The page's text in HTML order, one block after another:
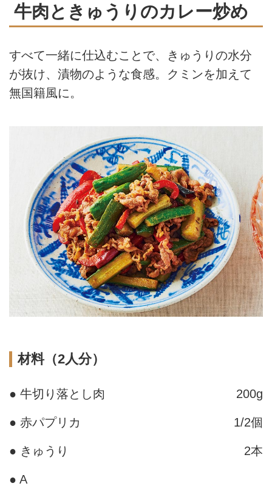
牛肉ときゅうりのカレー炒め
すべて一緒に仕込むことで、きゅうりの水分
が抜け、漬物のような食感。クミンを加えて
無国籍風に。
材料（2人分）
● 牛切り落とし肉 200g
● 赤パプリカ 1/2個
● きゅうり 2本
● A